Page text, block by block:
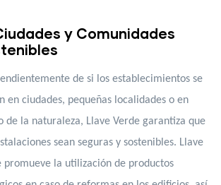
y Comunidades
de si los establecimientos se
en ciudades, pequeñas localidades o en
de la naturaleza, Llave Verde garantiza que
sean seguras y sostenibles. Llave
promueve la utilización de productos